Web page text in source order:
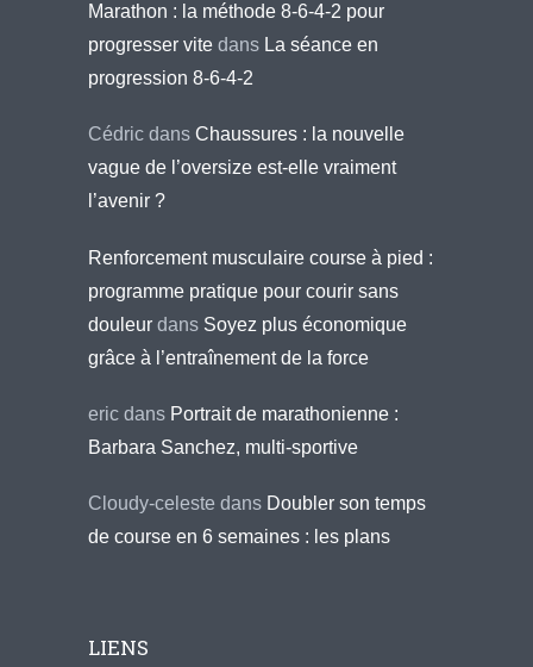
Marathon : la méthode 8-6-4-2 pour
progresser vite dans La séance en
progression 8-6-4-2
Cédric dans Chaussures : la nouvelle
vague de l’oversize est-elle vraiment
l’avenir ?
Renforcement musculaire course à pied :
programme pratique pour courir sans
douleur dans Soyez plus économique
grâce à l’entraînement de la force
eric dans Portrait de marathonienne :
Barbara Sanchez, multi-sportive
Cloudy-celeste dans Doubler son temps
de course en 6 semaines : les plans
LIENS